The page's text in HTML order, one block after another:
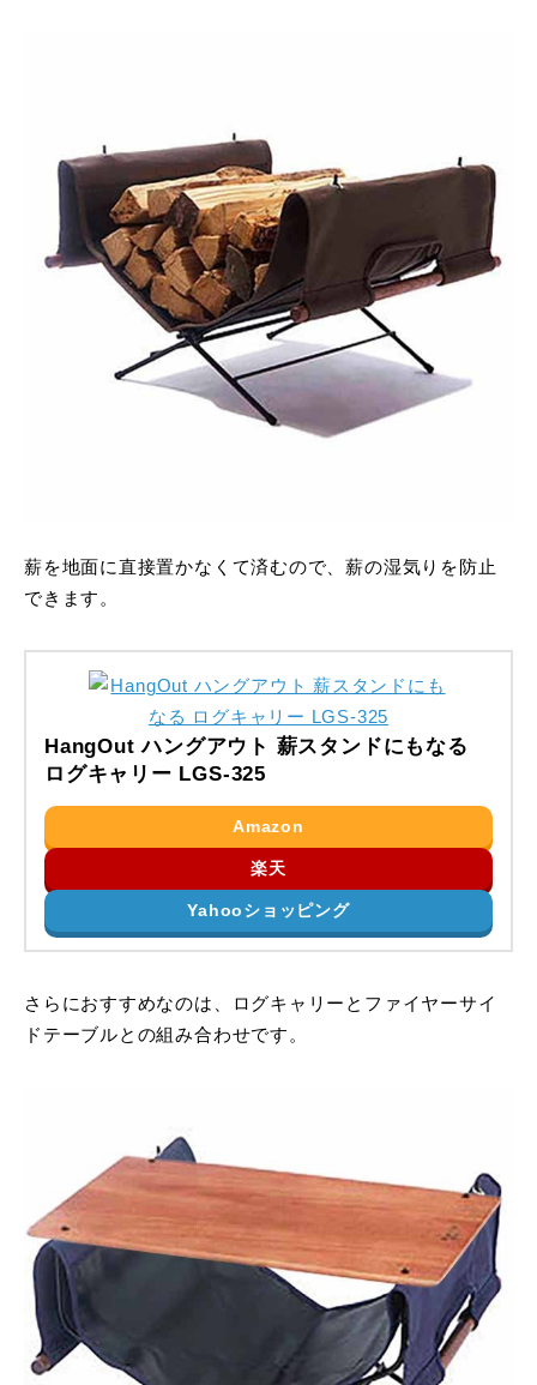
薪を地面に直接置かなくて済むので、薪の湿気りを防止
できます。
HangOut ハングアウト 薪スタンドにもなる
ログキャリー LGS-325
Amazon
楽天
Yahooショッピング
さらにおすすめなのは、ログキャリーとファイヤーサイ
ドテーブルとの組み合わせです。